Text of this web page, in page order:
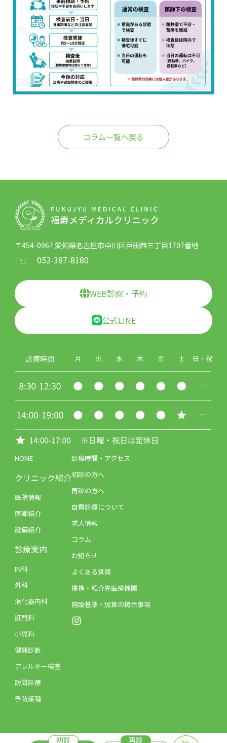
コラム一覧へ戻る
〒454-0967 愛知県名古屋市中川区戸田西三丁目1707番地
TEL
052-387-8180
WEB診察・予約
公式LINE
HOME
クリニック紹介
医院情報
医師紹介
設備紹介
診療案内
内科
外科
消化器内科
肛門科
小児科
健康診断
アレルギー検査
訪問診療
予防接種
診療時間・アクセス
初診の方へ
再診の方へ
自費診療について
求人情報
コラム
お知らせ
よくある質問
提携・紹介先医療機関
施設基準・加算の掲示事項